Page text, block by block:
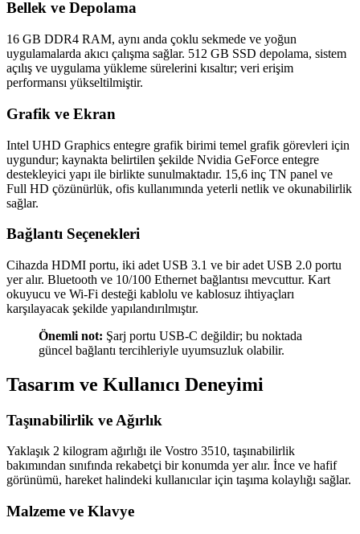
Bellek ve Depolama
16 GB DDR4 RAM, aynı anda çoklu sekmede ve yoğun
uygulamalarda akıcı çalışma sağlar. 512 GB SSD depolama, sistem
açılış ve uygulama yükleme sürelerini kısaltır; veri erişim
performansı yükseltilmiştir.
Grafik ve Ekran
Intel UHD Graphics entegre grafik birimi temel grafik görevleri için
uygundur; kaynakta belirtilen şekilde Nvidia GeForce entegre
destekleyici yapı ile birlikte sunulmaktadır. 15,6 inç TN panel ve
Full HD çözünürlük, ofis kullanımında yeterli netlik ve okunabilirlik
sağlar.
Bağlantı Seçenekleri
Cihazda HDMI portu, iki adet USB 3.1 ve bir adet USB 2.0 portu
yer alır. Bluetooth ve 10/100 Ethernet bağlantısı mevcuttur. Kart
okuyucu ve Wi‑Fi desteği kablolu ve kablosuz ihtiyaçları
karşılayacak şekilde yapılandırılmıştır.
Önemli not: Şarj portu USB‑C değildir; bu noktada
güncel bağlantı tercihleriyle uyumsuzluk olabilir.
Tasarım ve Kullanıcı Deneyimi
Taşınabilirlik ve Ağırlık
Yaklaşık 2 kilogram ağırlığı ile Vostro 3510, taşınabilirlik
bakımından sınıfında rekabetçi bir konumda yer alır. İnce ve hafif
görünümü, hareket halindeki kullanıcılar için taşıma kolaylığı sağlar.
Malzeme ve Klavye